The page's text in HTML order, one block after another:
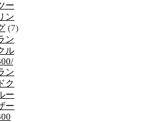
ー
ン
(7)
ン
ル
ン
ドク
ー
ー